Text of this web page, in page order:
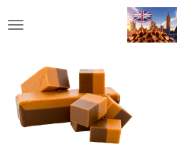
direct
hoofdinhoud